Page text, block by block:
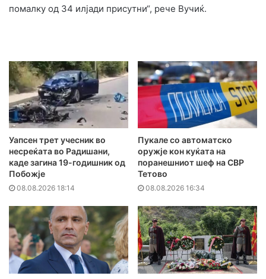
помалку од 34 илјади присутни“, рече Вучиќ.
Уапсен трет учесник во
несреќата во Радишани,
каде загина 19-годишник од
Побожје
08.08.2026 18:14
Пукале со автоматско
оружје кон куќата на
поранешниот шеф на СВР
Тетово
08.08.2026 16:34